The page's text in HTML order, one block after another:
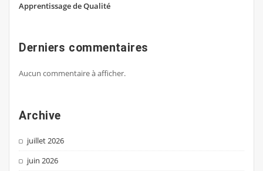
Apprentissage de Qualité
Derniers commentaires
Aucun commentaire à afficher.
Archive
juillet 2026
juin 2026